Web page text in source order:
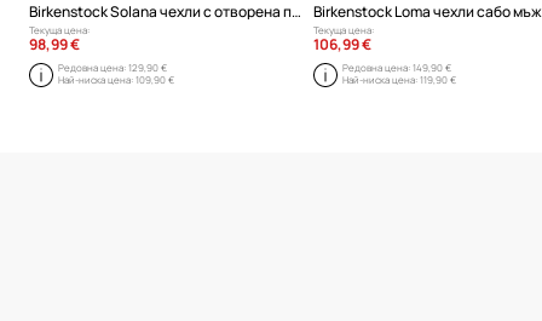
Birkenstock Solana чехли с отворена пета мъжки от кожа
Текуща цена:
98,99 €
Редовна цена:129,90 €
Най-ниска цена:109,90 €
Текуща цена:
106,99 €
Редовна цена: 149,90 €
Най-ниска цена: 119,90 €